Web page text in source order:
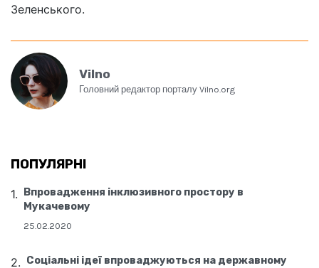
Зеленського.
Vilno
Головний редактор порталу Vilno.org
ПОПУЛЯРНІ
Впровадження інклюзивного простору в
Мукачевому
25.02.2020
Соціальні ідеї впроваджуються на державному